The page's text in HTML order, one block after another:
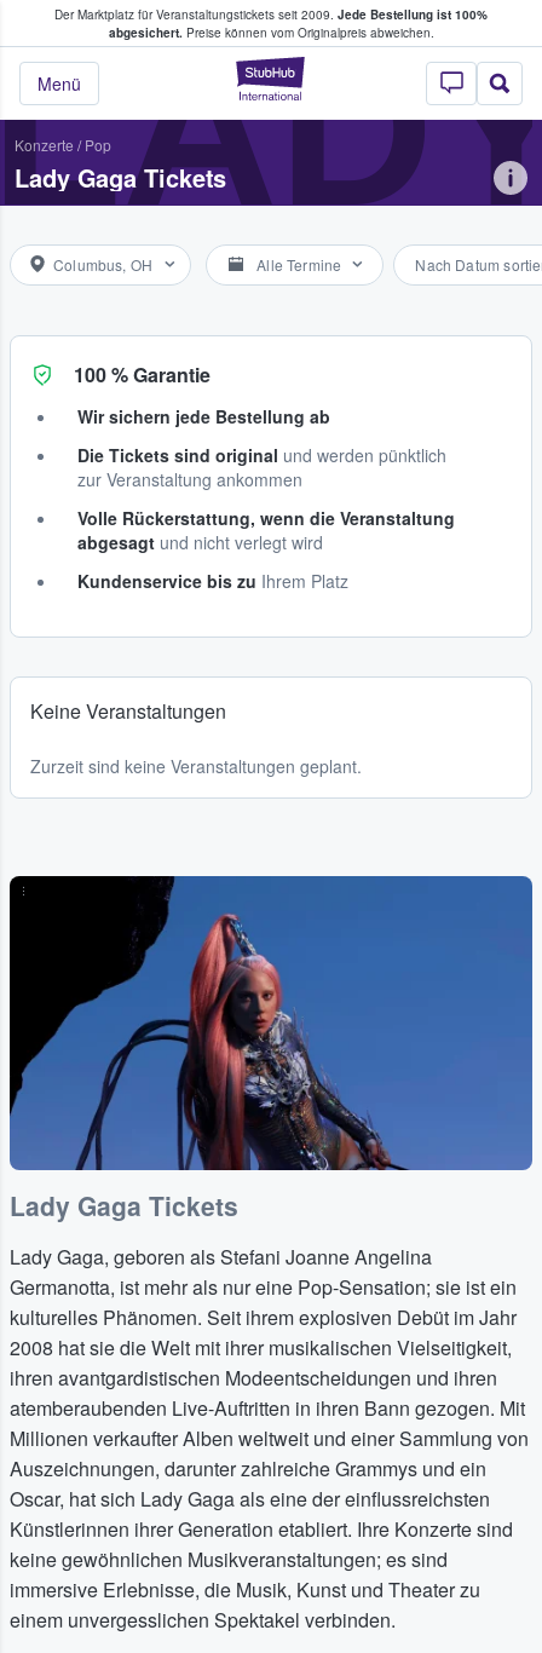
Der Marktplatz für Veranstaltungstickets seit 2009. Jede Bestellung ist 100%
abgesichert.Preise können vom Originalpreis abweichen.
StubHub - Wo
Menü
Tickets kaufen & verkaufen
Konzerte / Pop
Lady Gaga Tickets
Columbus, OH Alle Termine Nach Datum
100 % Garantie
Wir sichern jede Bestellung ab
Die Tickets sind original und werden pünktlich
zur Veranstaltung ankommen
Volle Rückerstattung, wenn die Veranstaltung
abgesagt und nicht verlegt wird
Kundenservice bis zu Ihrem Platz
Keine Veranstaltungen
Zurzeit sind keine Veranstaltungen geplant.
...
Lady Gaga Tickets
Lady Gaga, geboren als Stefani Joanne Angelina
Germanotta, ist mehr als nur eine Pop-Sensation; sie ist ein
kulturelles Phänomen. Seit ihrem explosiven Debüt im Jahr
2008 hat sie die Welt mit ihrer musikalischen Vielseitigkeit,
ihren avantgardistischen Modeentscheidungen und ihren
atemberaubenden Live-Auftritten in ihren Bann gezogen. Mit
Millionen verkaufter Alben weltweit und einer Sammlung von
Auszeichnungen, darunter zahlreiche Grammys und ein
Oscar, hat sich Lady Gaga als eine der einflussreichsten
Künstlerinnen ihrer Generation etabliert. Ihre Konzerte sind
keine gewöhnlichen Musikveranstaltungen; es sind
immersive Erlebnisse, die Musik, Kunst und Theater zu
einem unvergesslichen Spektakel verbinden.